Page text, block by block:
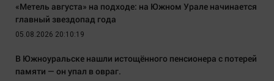
«Метель августа» на подходе: на Южном Урале начинается
главный звездопад года
05.08.2026 20:10:19
В Южноуральске нашли истощённого пенсионера с потерей
памяти — он упал в овраг.